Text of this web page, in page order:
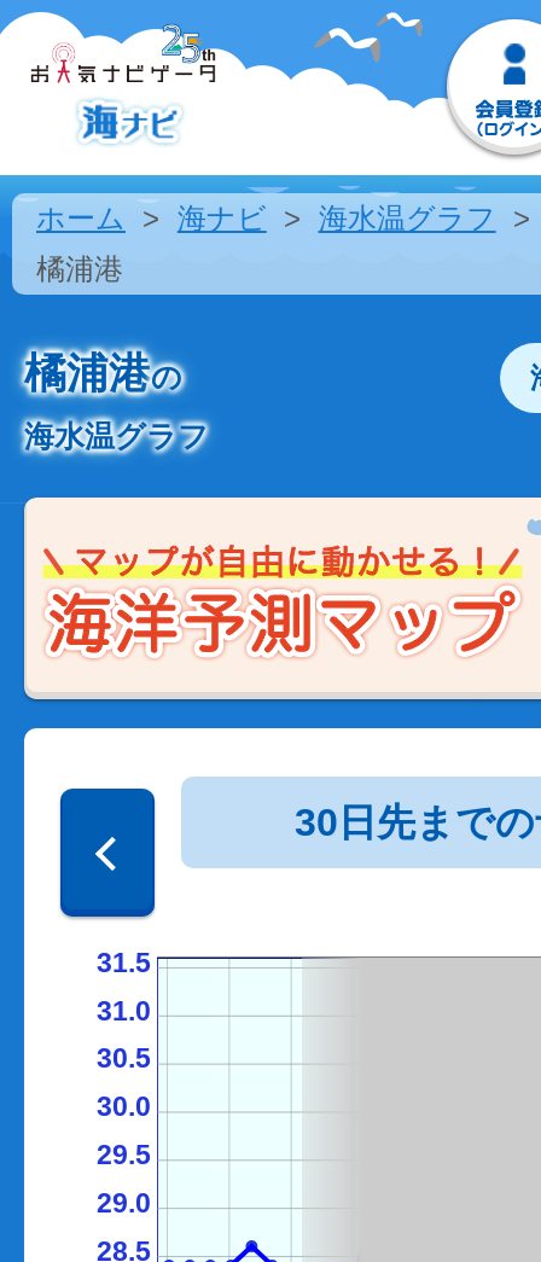
ホーム 海ナビ
海水温グラフ
橘浦港
橘浦港の
海水温グラフ
30日先まで
28.5
29.0
29.5
30.0
30.5
31.0
31.5